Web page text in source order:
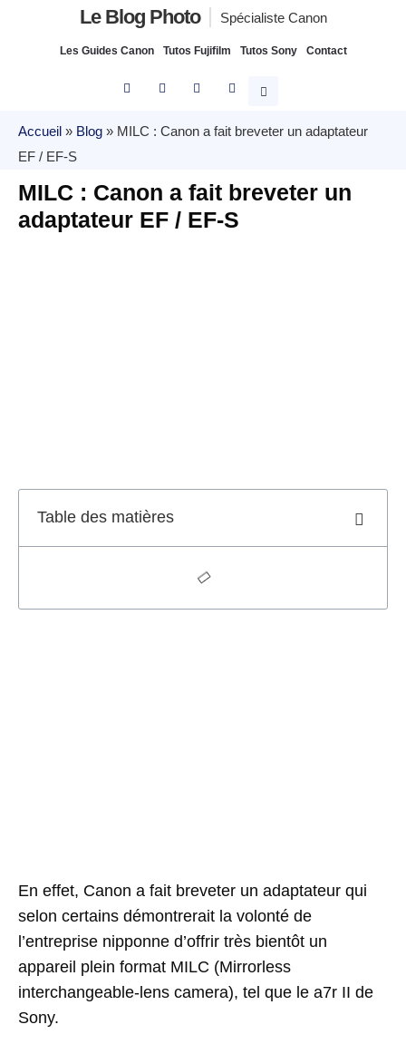
Le Blog Photo Spécialiste Canon
Les Guides Canon Tutos Fujifilm Tutos Sony Contact
Accueil » Blog » MILC : Canon a fait breveter un adaptateur
EF / EF-S
MILC : Canon a fait breveter un
adaptateur EF / EF-S
Table des matières
En effet, Canon a fait breveter un adaptateur qui
selon certains démontrerait la volonté de
l’entreprise nipponne d’offrir très bientôt un
appareil plein format MILC (Mirrorless
interchangeable-lens camera), tel que le a7r II de
Sony.